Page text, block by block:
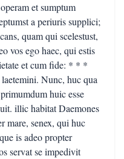
et sumptum
a periuris supplici;
quam qui scelestust,
vos ego haec, qui estis
et cum fide: * * *
Nunc, huc qua
huic esse
illic habitat Daemones
mare, senex, qui huc
is adeo propter
servat se impedivit